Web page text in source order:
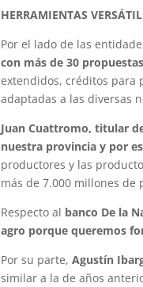
HERRAMIENTAS
Por el lado de las
con más de 30
extendidos, créditos para
adaptadas a las diversas
Juan Cuattromo, titular
nuestra provincia y por
productores y las
más de 7.000 millones de
Respecto al banco De la
agro porque queremos
Por su parte,Agustín
similar a la de años